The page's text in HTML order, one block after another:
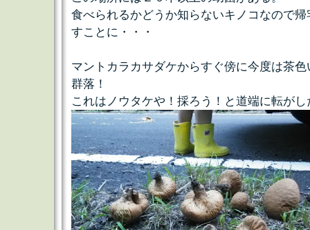
食べられるかどうか知らないキノコなので
すことに・・・
マントカラカサダケからすぐ傍に今度は茶
群落！
これはノウタケや！採ろう！と道端に転がし